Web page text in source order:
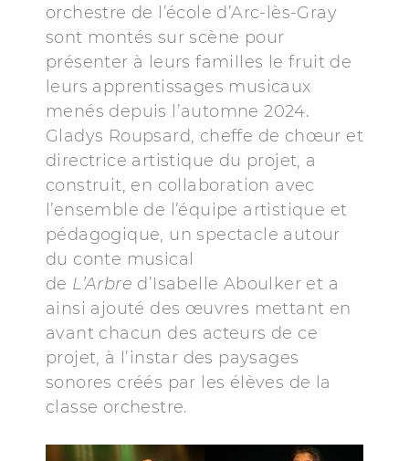
orchestre de l’école d’Arc-lès-Gray
sont montés sur scène pour
présenter à leurs familles le fruit de
leurs apprentissages musicaux
menés depuis l’automne 2024.
Gladys Roupsard, cheffe de chœur et
directrice artistique du projet, a
construit, en collaboration avec
l’ensemble de l’équipe artistique et
pédagogique, un spectacle autour
du conte musical
de L’Arbre d’Isabelle Aboulker et a
ainsi ajouté des œuvres mettant en
avant chacun des acteurs de ce
projet, à l’instar des paysages
sonores créés par les élèves de la
classe orchestre.